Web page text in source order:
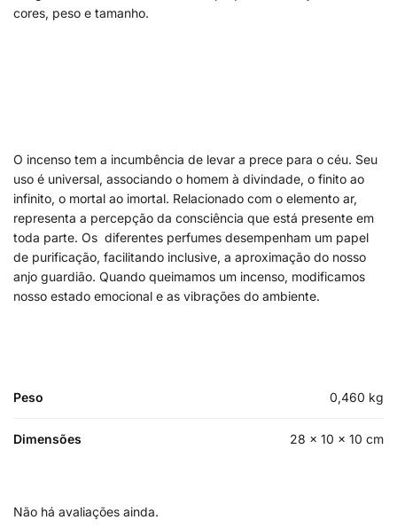
cores, peso e tamanho.
O incenso tem a incumbência de levar a prece para o céu. Seu
uso é universal, associando o homem à divindade, o finito ao
infinito, o mortal ao imortal. Relacionado com o elemento ar,
representa a percepção da consciência que está presente em
toda parte. Os diferentes perfumes desempenham um papel
de purificação, facilitando inclusive, a aproximação do nosso
anjo guardião. Quando queimamos um incenso, modificamos
nosso estado emocional e as vibrações do ambiente.
Peso 0,460 kg
Dimensões 28 × 10 × 10 cm
Não há avaliações ainda.